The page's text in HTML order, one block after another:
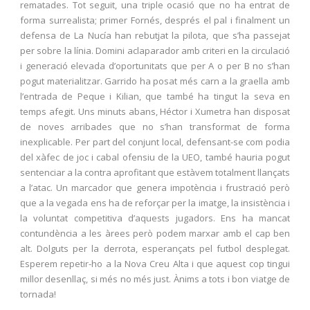
rematades. Tot seguit, una triple ocasió que no ha entrat de
forma surrealista; primer Fornés, després el pal i finalment un
defensa de La Nucía han rebutjat la pilota, que s’ha passejat
per sobre la línia. Domini aclaparador amb criteri en la circulació
i generació elevada d’oportunitats que per A o per B no s’han
pogut materialitzar. Garrido ha posat més carn a la graella amb
l’entrada de Peque i Kilian, que també ha tingut la seva en
temps afegit. Uns minuts abans, Héctor i Xumetra han disposat
de noves arribades que no s’han transformat de forma
inexplicable. Per part del conjunt local, defensant-se com podia
del xàfec de joc i cabal ofensiu de la UEO, també hauria pogut
sentenciar a la contra aprofitant que estàvem totalment llançats
a l’atac. Un marcador que genera impotència i frustració però
que a la vegada ens ha de reforçar per la imatge, la insistència i
la voluntat competitiva d’aquests jugadors. Ens ha mancat
contundència a les àrees però podem marxar amb el cap ben
alt. Dolguts per la derrota, esperançats pel futbol desplegat.
Esperem repetir-ho a la Nova Creu Alta i que aquest cop tingui
millor desenllaç, si més no més just. Ànims a tots i bon viatge de
tornada!